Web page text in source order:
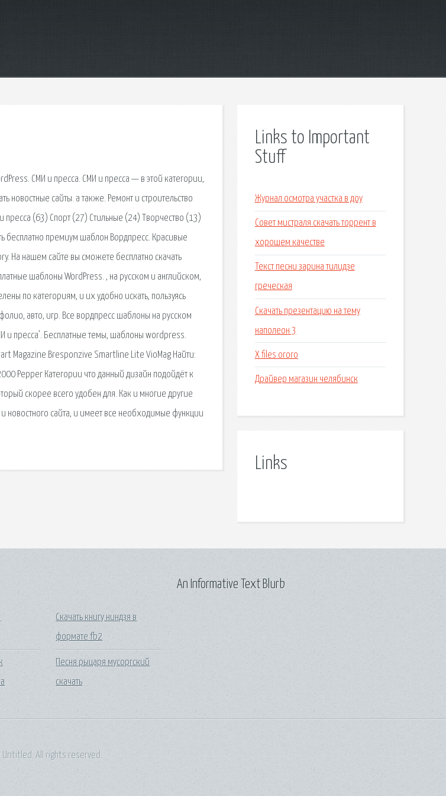
СМИ и пресса. СМИ и пресса — в этой категории,
новостные сайты. а также. Ремонт и строительство
(63) Спорт (27) Стильные (24) Творчество (13)
бесплатно премиум шаблон Вордпресс. Красивые
На нашем сайте вы сможете бесплатно скачать
шаблоны WordPress. , на русском и английском,
по категориям, и их удобно искать, пользуясь
авто, игр. Все вордпресс шаблоны на русском
пресса’. Бесплатные темы, шаблоны wordpress.
Magazine Bresponzive Smartline Lite VioMag Найти:
Pepper Категории что данный дизайн подойдёт к
скорее всего удобен для. Как и многие другие
новостного сайта, и имеет все необходимые функции
Links to Important
Stuff
Журнал осмотра участка в доу
Совет мистраля скачать торрент в
хорошем качестве
Текст песни зарина тилидзе
греческая
Скачать презентацию на тему
наполеон 3
X files ororo
Драйвер магазин челябинск
Links
Скачать книгу ниндзя в
формате fb2
Песня рыцаря мусоргский
скачать
An Informative Text Blurb
Untitled. All rights reserved.